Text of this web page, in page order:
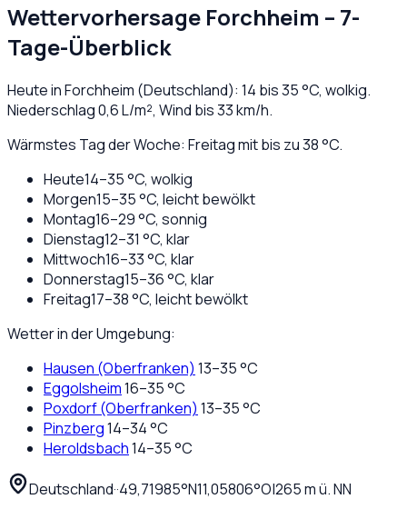
Wettervorhersage Forchheim – 7-
Tage-Überblick
Heute inForchheim (Deutschland): 14 bis35°C, wolkig.
Niederschlag0,6L/m², Wind bis33km/h.
Wärmstes Tag der Woche: Freitag mit bis zu 38 °C.
Heute14–35°C, wolkig
Morgen15–35°C, leicht bewölkt
Montag16–29°C, sonnig
Dienstag12–31 °C, klar
Mittwoch16–33°C, klar
Donnerstag15–36°C, klar
Freitag17–38°C, leicht bewölkt
Wetter in der Umgebung:
Hausen (Oberfranken) 13–35°C
Eggolsheim16–35°C
Poxdorf (Oberfranken) 13–35°C
Pinzberg14–34°C
Heroldsbach14–35°C
Deutschland··49,71985°N11,05806°O|265m ü. NN